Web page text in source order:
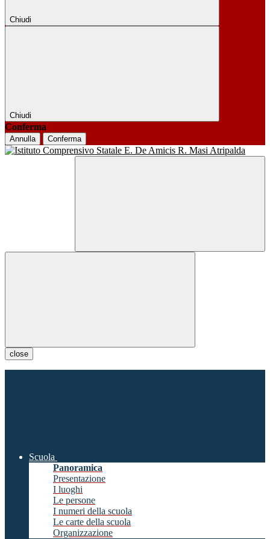
Chiudi
Chiudi
Conferma
Annulla Conferma
close
Scuola
Panoramica
Presentazione
I luoghi
Le persone
I numeri della scuola
Le carte della scuola
Organizzazione